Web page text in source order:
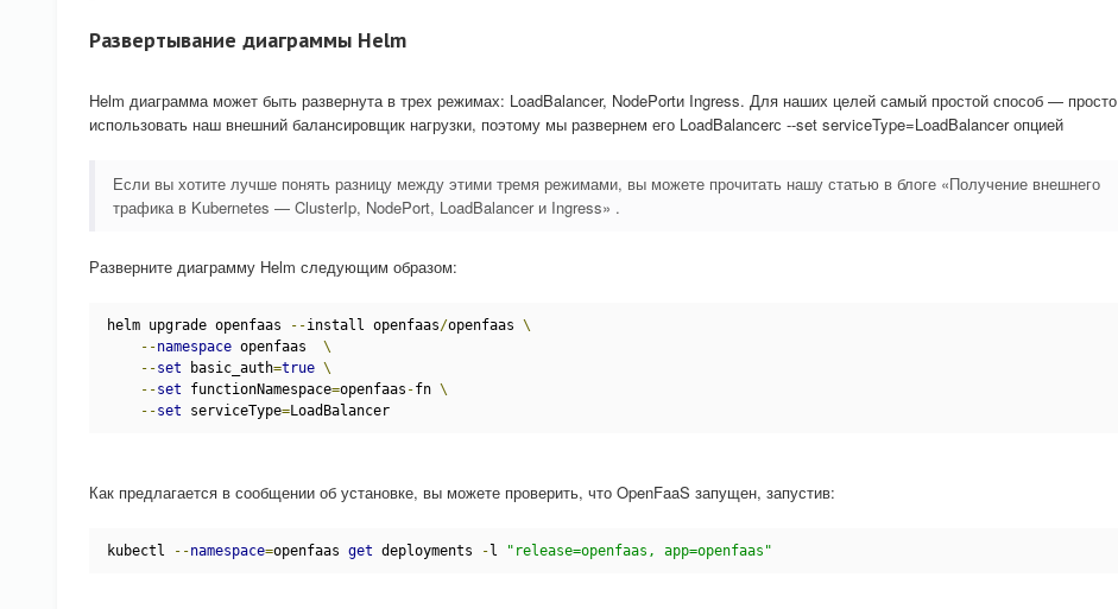
Развертывание диаграммы Helm
Helm диаграмма может быть развернута в трех режимах: LoadBalancer, NodePortи Ingress. Для наших целей самый простой способ — просто
использовать наш внешний балансировщик нагрузки, поэтому мы развернем его LoadBalancerс --set serviceType=LoadBalancer опцией
Если вы хотите лучше понять разницу между этими тремя режимами, вы можете прочитать нашу статью в блоге «Получение внешнего
трафика в Kubernetes — ClusterIp, NodePort, LoadBalancer и Ingress» .
Разверните диаграмму Helm следующим образом:
helm upgrade openfaas --install openfaas/openfaas \
--namespace openfaas \
--set basic_auth=true \
--set functionNamespace=openfaas -fn \
--set serviceType=LoadBalancer
Как предлагается в сообщении об установке, вы можете проверить, что OpenFaaS запущен, запустив:
kubectl --namespace=openfaas get deployments - l "release=openfaas, app=openfaas"